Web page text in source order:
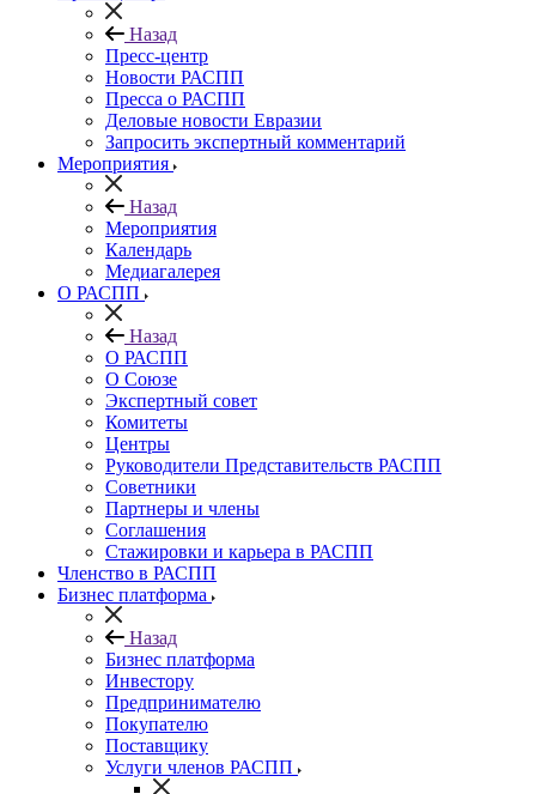
Назад
Пресс-центр
Новости РАСПП
Пресса о РАСПП
Деловые новости Евразии
Запросить экспертный комментарий
Мероприятия
Назад
Мероприятия
Календарь
Медиагалерея
О РАСПП
Назад
О РАСПП
О Союзе
Экспертный совет
Комитеты
Центры
Руководители Представительств РАСПП
Советники
Партнеры и члены
Соглашения
Стажировки и карьера в РАСПП
Членство в РАСПП
Бизнес платформа
Назад
Бизнес платформа
Инвестору
Предпринимателю
Покупателю
Поставщику
Услуги членов РАСПП